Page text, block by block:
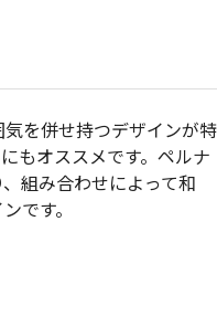
を併せ持つデザインが特
もオススメです。ペルナ
組み合わせによって和
です。